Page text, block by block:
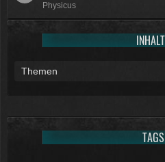
Muss
Plugins haben
65 für Forum
auch so um
ätzend, wie
einem aus der
Physicus
Themen
TAGS